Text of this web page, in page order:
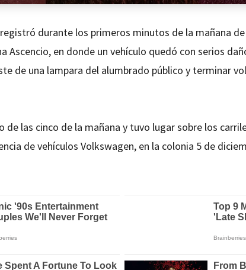
durante los primeros minutos de la mañana
Ascencio, en donde un vehículo quedó con serios
de una lampara del alumbrado público y terminar
de las cinco de la mañana y tuvo lugar sobre los
de vehículos Volkswagen, en la colonia 5 de